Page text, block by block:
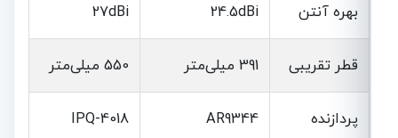
بهره آنتن 24.5dBi
27dBi
قطر تقریبی 391 میلی‌متر 550 میلی‌متر
پردازنده
AR9344
IPQ-4018